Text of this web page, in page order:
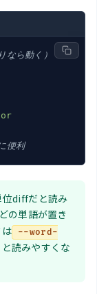
ら動く）
便利
位diffだと読み
の単語が置き
--word-
読みやすくな